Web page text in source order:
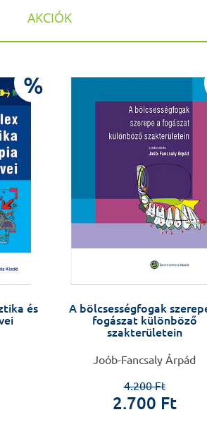
AKCIÓK
%
és
A bölcsességfogak
fogászat különböző
szakterületein
Joób-Fancsaly Árpád
4.200 Ft
2.700 Ft